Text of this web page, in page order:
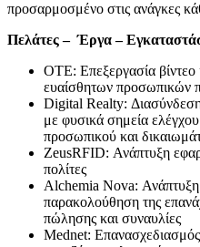
προσαρμοσμένο στις ανάγκες
Πελάτες – Έργα –
ΟΤΕ: Επεξεργασία
ευαίσθητων προσωπικών
Digital Realty:
με φυσικά σημεία
προσωπικού και
ZeusRFID: Ανάπτυξη
πολίτες
Alchemia Nova: Ανάπτυξη
παρακολούθηση της
πώλησης και συναυλίες
Mednet: